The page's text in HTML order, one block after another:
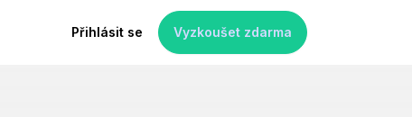
Přihlásit se Vyzkoušet zdarma